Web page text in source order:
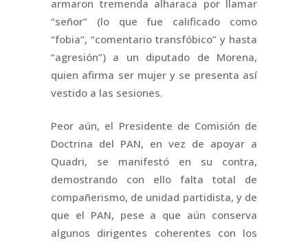
armaron tremenda alharaca por llamar
“señor” (lo que fue calificado como
“fobia”, “comentario transfóbico” y hasta
“agresión”) a un diputado de Morena,
quien afirma ser mujer y se presenta así
vestido a las sesiones.
Peor aún, el Presidente de Comisión de
Doctrina del PAN, en vez de apoyar a
Quadri, se manifestó en su contra,
demostrando con ello falta total de
compañerismo, de unidad partidista, y de
que el PAN, pese a que aún conserva
algunos dirigentes coherentes con los